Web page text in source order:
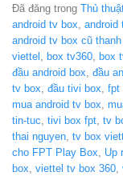
Đã đăng trong Thủ
android tv box, android
android tv box cũ
viettel , box tv360, box
đầu android box, đầu
tv box, đầu tivi box, fpt
mua android tv box,
tin-tuc, tivi box fpt, tv
thai nguyen, tv box
cho FPT Play Box, Up
box, viettel tv box 360,